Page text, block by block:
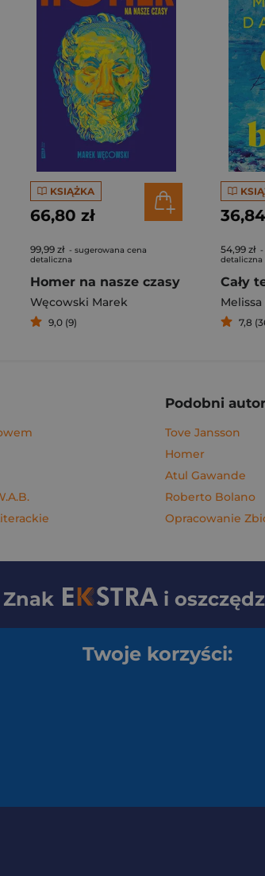
KSIĄŻKA
66,80 zł
99,99 zł - sugerowana cena
detaliczna
Homer na nasze czasy
Węcowski Marek
9,0 (9)
54,99 zł -
detaliczna
Cały
Melissa
7,8
Podobni
Tove Jansson
Homer
Atul Gawande
Roberto Bolano
Opracowanie
Znak i
Twoje korzyści: